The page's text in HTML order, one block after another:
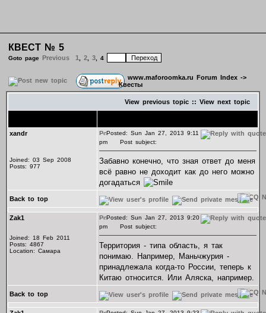
КВЕСТ № 5
Goto page Previous 1 2 3 4
www.maforoomka.ru Forum Index ->
Квесты
View previous topic :: View next topic
xandr
Joined: 03 Sep 2008
Posts: 977
Posted: Sun Jan 27, 2013 9:11
pm
Post subject:
Забавно конечно, что зная ответ до меня
всё равно не доходит как до него можно
догадаться
Back to top
Zak1
Joined: 18 Feb 2011
Posts: 4867
Location: Самара
Posted: Sun Jan 27, 2013 9:20
pm
Post subject:
Территория - типа область, я так
понимаю. Например, Маньчжурия -
принадлежала когда-то России, теперь к
Китаю относится. Или Аляска, например.
Back to top